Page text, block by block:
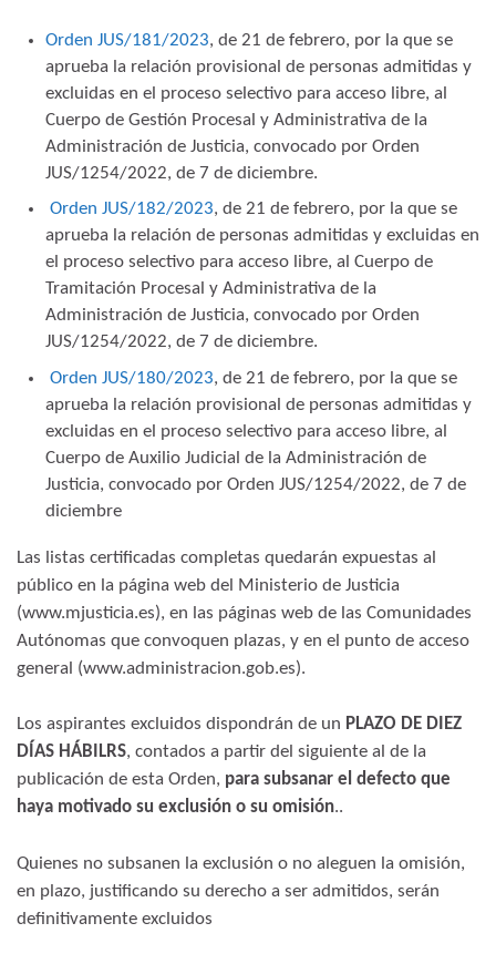
Orden JUS/181/2023, de 21 de febrero, por la que se
aprueba la relación provisional de personas admitidas y
excluidas en el proceso selectivo para acceso libre, al
Cuerpo de Gestión Procesal y Administrativa de la
Administración de Justicia, convocado por Orden
JUS/1254/2022, de 7 de diciembre.
Orden JUS/182/2023, de 21 de febrero, por la que se
aprueba la relación de personas admitidas y excluidas en
el proceso selectivo para acceso libre, al Cuerpo de
Tramitación Procesal y Administrativa de la
Administración de Justicia, convocado por Orden
JUS/1254/2022, de 7 de diciembre.
Orden JUS/180/2023, de 21 de febrero, por la que se
aprueba la relación provisional de personas admitidas y
excluidas en el proceso selectivo para acceso libre, al
Cuerpo de Auxilio Judicial de la Administración de
Justicia, convocado por Orden JUS/1254/2022, de 7 de
diciembre
Las listas certificadas completas quedarán expuestas al
público en la página web del Ministerio de Justicia
(www.mjusticia.es), en las páginas web de las Comunidades
Autónomas que convoquen plazas, y en el punto de acceso
general (www.administracion.gob.es).
Los aspirantes excluidos dispondrán de un PLAZO DE DIEZ
DÍAS HÁBILRS, contados a partir del siguiente al de la
publicación de esta Orden, para subsanar el defecto que
haya motivado su exclusión o su omisión..
Quienes no subsanen la exclusión o no aleguen la omisión,
en plazo, justificando su derecho a ser admitidos, serán
definitivamente excluidos